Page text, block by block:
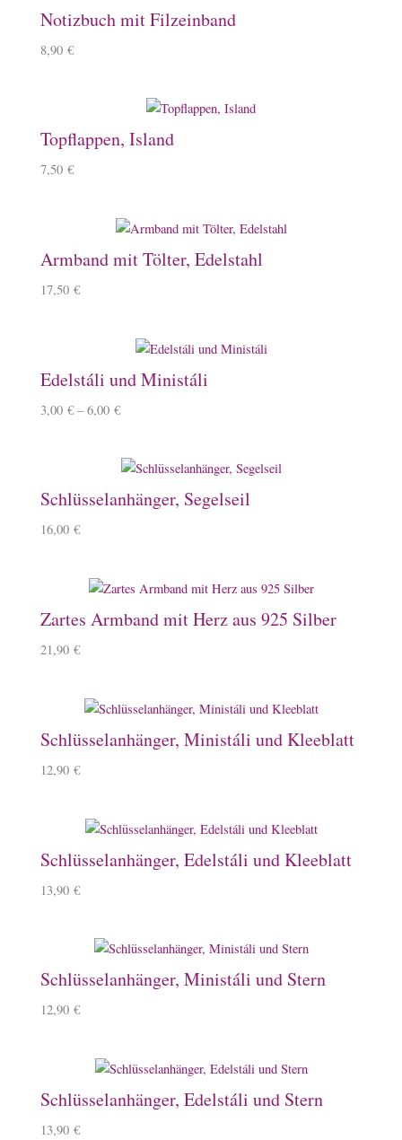
Notizbuch mit Filzeinband
8,90 €
Topflappen, Island
7,50 €
Armband mit Tölter, Edelstahl
17,50 €
Edelstáli und Ministáli
3,00 € –6,00 €
Schlüsselanhänger, Segelseil
16,00 €
Zartes Armband mit Herz aus 925 Silber
21,90 €
Schlüsselanhänger, Ministáli und Kleeblatt
12,90 €
Schlüsselanhänger, Edelstáli und Kleeblatt
13,90 €
Schlüsselanhänger, Ministáli und Stern
12,90 €
Schlüsselanhänger, Edelstáli und Stern
13,90 €